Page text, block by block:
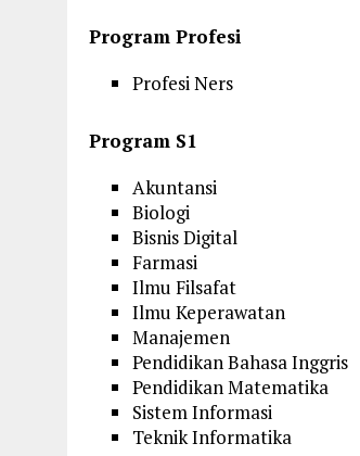
Program Profesi
Profesi Ners
Program S1
Akuntansi
Biologi
Bisnis Digital
Farmasi
Ilmu Filsafat
Ilmu Keperawatan
Manajemen
Pendidikan Bahasa Inggris
Pendidikan Matematika
Sistem Informasi
Teknik Informatika